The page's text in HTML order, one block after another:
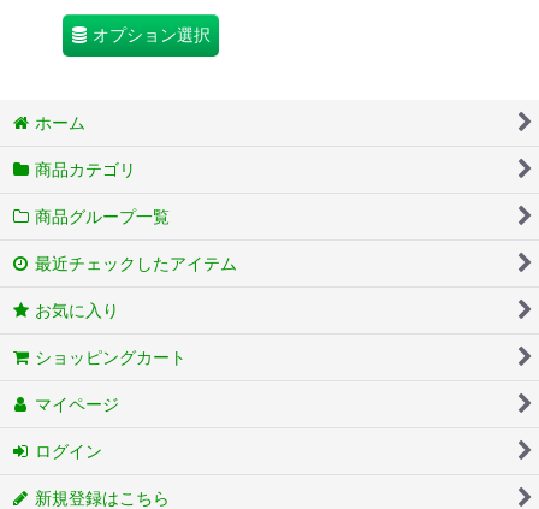
オプション選択
ホーム
商品カテゴリ
商品グループ一覧
最近チェックしたアイテム
お気に入り
ショッピングカート
マイページ
ログイン
新規登録はこちら